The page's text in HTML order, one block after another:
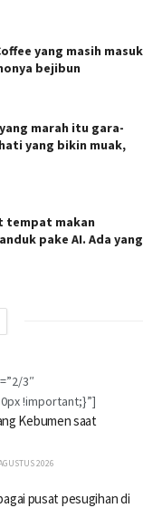
yang masih masuk
bejibun
marah itu gara-
yang bikin muak,
tempat makan
pake AI. Ada yang
3″
!important;}”]
Kebumen saat
2026
pusat pesugihan di